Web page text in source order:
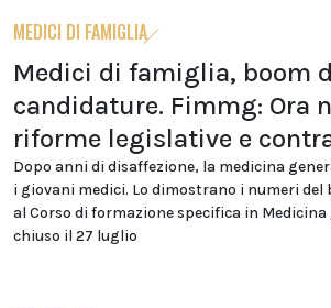
MEDICI DI FAMIGLIA
Medici di famiglia, boom
candidature. Fimmg: Ora
riforme legislative e
Dopo anni di disaffezione, la medicina
i giovani medici. Lo dimostrano i numeri del
al Corso di formazione specifica in
chiuso il 27 luglio